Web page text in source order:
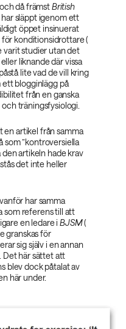
då främstBritish
släppt igenom ett
öppet insinuerat
konditionsidrottare (
varit studier utan det
liknande där vissa
lite vad de vill kring
ett blogginlägg på
från en ganska
träningsfysiologi.
artikel från samma
som ”kontroversiella
den artikeln hade krav
det inte heller
har samma
som referens till att
en ledare iBJSM‌(
granskas för
sig själv i en annan
Det här sättet att
blev dock påtalat av
här under.